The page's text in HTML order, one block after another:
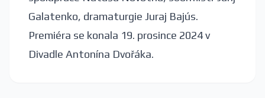
Galatenko, dramaturgie Juraj Bajús.
Premiéra se konala 19. prosince 2024 v
Divadle Antonína Dvořáka.